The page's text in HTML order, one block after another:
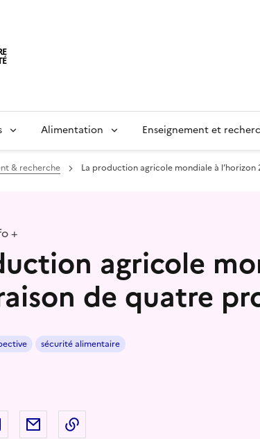
Alimentation Enseignement et
& recherche La production agricole mondiale à
+
agricole
de quatre
sécurité alimentaire
sur Twitter
Partager sur LinkedIn
Partager par email